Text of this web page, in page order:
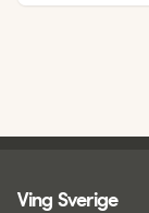
Ving Sverige